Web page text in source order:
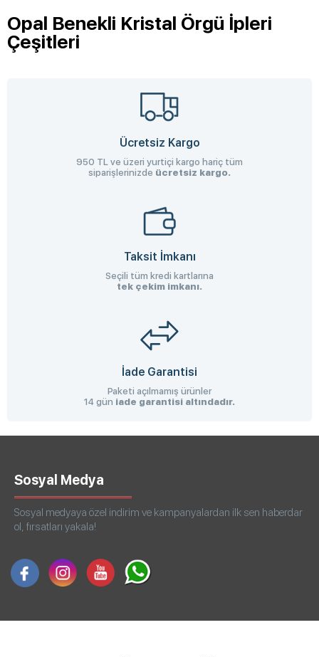
Opal Benekli Kristal Örgü İpleri
Çeşitleri
Ücretsiz Kargo
950 TL ve üzeri yurtiçi kargo hariç tüm
siparişlerinizde ücretsiz kargo.
Taksit İmkanı
Seçili tüm kredi kartlarına
tek çekim imkanı.
İade Garantisi
Paketi açılmamış ürünler
14 gün iade garantisi altındadır.
Sosyal Medya
Sosyal medyaya özel indirim ve kampanyalardan ilk sen haberdar
ol, fırsatları yakala!